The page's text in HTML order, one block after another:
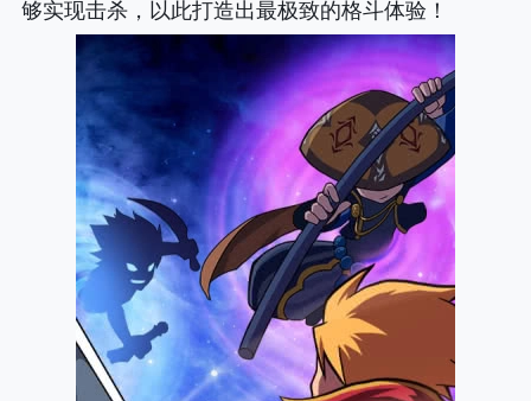
够实现击杀，以此打造出最极致的格斗体验！